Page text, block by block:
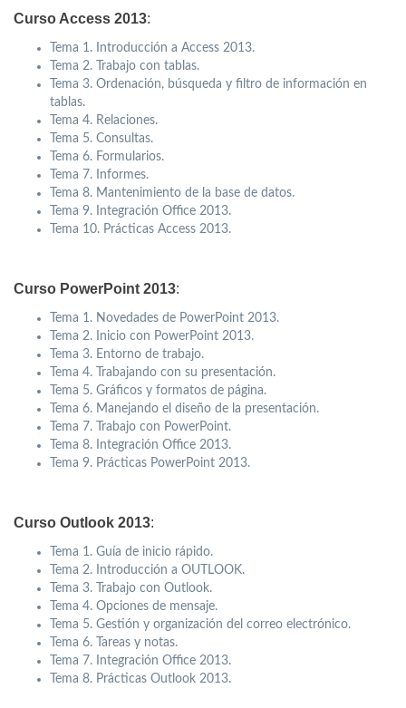
Curso Access 2013:
Tema 1. Introducción a Access 2013.
Tema 2. Trabajo con tablas.
Tema 3. Ordenación, búsqueda y filtro de información en
tablas.
Tema 4. Relaciones.
Tema 5. Consultas.
Tema 6. Formularios.
Tema 7. Informes.
Tema 8. Mantenimiento de la base de datos.
Tema 9. Integración Office 2013.
Tema 10. Prácticas Access 2013.
Curso PowerPoint 2013:
Tema 1. Novedades de PowerPoint 2013.
Tema 2. Inicio con PowerPoint 2013.
Tema 3. Entorno de trabajo.
Tema 4. Trabajando con su presentación.
Tema 5. Gráficos y formatos de página.
Tema 6. Manejando el diseño de la presentación.
Tema 7. Trabajo con PowerPoint.
Tema 8. Integración Office 2013.
Tema 9. Prácticas PowerPoint 2013.
Curso Outlook 2013:
Tema 1. Guía de inicio rápido.
Tema 2. Introducción a OUTLOOK.
Tema 3. Trabajo con Outlook.
Tema 4. Opciones de mensaje.
Tema 5. Gestión y organización del correo electrónico.
Tema 6. Tareas y notas.
Tema 7. Integración Office 2013.
Tema 8. Prácticas Outlook 2013.